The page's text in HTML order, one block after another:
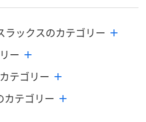
す
販売停止中です
販売停止中
ラックスのカテゴリー
ー
テゴリー
カテゴリー